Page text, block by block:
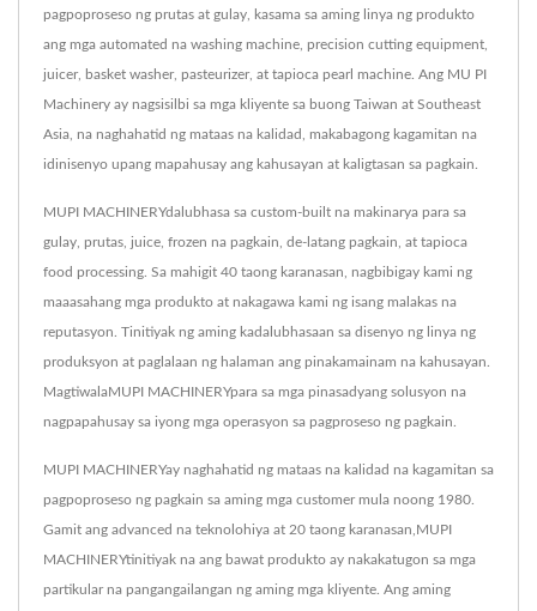
pagpoproseso ng prutas at gulay, kasama sa aming linya ng produkto
ang mga automated na washing machine, precision cutting equipment,
juicer, basket washer, pasteurizer, at tapioca pearl machine. Ang MU PI
Machinery ay nagsisilbi sa mga kliyente sa buong Taiwan at Southeast
Asia, na naghahatid ng mataas na kalidad, makabagong kagamitan na
idinisenyo upang mapahusay ang kahusayan at kaligtasan sa pagkain.
MUPI MACHINERYdalubhasa sa custom-built na makinarya para sa
gulay, prutas, juice, frozen na pagkain, de-latang pagkain, at tapioca
food processing. Sa mahigit 40 taong karanasan, nagbibigay kami ng
maaasahang mga produkto at nakagawa kami ng isang malakas na
reputasyon. Tinitiyak ng aming kadalubhasaan sa disenyo ng linya ng
produksyon at paglalaan ng halaman ang pinakamainam na kahusayan.
MagtiwalaMUPI MACHINERYpara sa mga pinasadyang solusyon na
nagpapahusay sa iyong mga operasyon sa pagproseso ng pagkain.
MUPI MACHINERYay naghahatid ng mataas na kalidad na kagamitan sa
pagpoproseso ng pagkain sa aming mga customer mula noong 1980.
Gamit ang advanced na teknolohiya at 20 taong karanasan,MUPI
MACHINERYtinitiyak na ang bawat produkto ay nakakatugon sa mga
partikular na pangangailangan ng aming mga kliyente. Ang aming